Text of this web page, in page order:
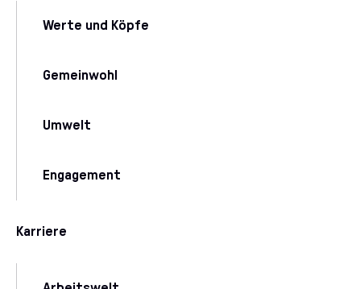
Werte und Köpfe
Gemeinwohl
Umwelt
Engagement
Karriere